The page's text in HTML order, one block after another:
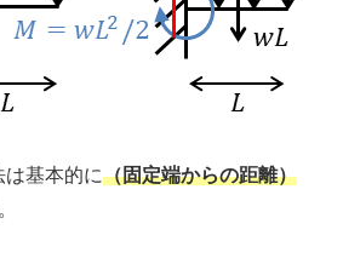
基本的に（固定端からの距離）